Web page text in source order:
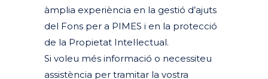
àmplia experiència en la gestió d’ajuts
del Fons per a PIMES i en la protecció
de la Propietat Intel·lectual.
Si voleu més informació o necessiteu
assistència per tramitar la vostra